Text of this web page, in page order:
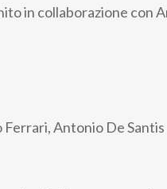
in collaborazione con
Antonio De Santis